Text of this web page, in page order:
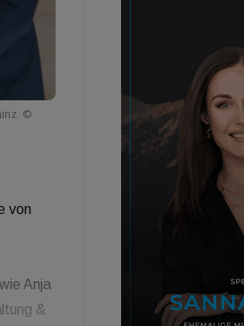
©
von
Anja
&